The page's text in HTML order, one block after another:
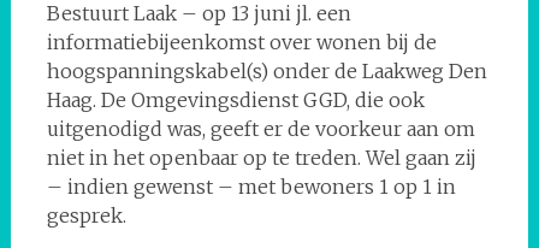
Bestuurt Laak – op 13 juni jl. een
informatiebijeenkomst over wonen bij de
hoogspanningskabel(s) onder de Laakweg Den
Haag. De Omgevingsdienst GGD, die ook
uitgenodigd was, geeft er de voorkeur aan om
niet in het openbaar op te treden. Wel gaan zij
– indien gewenst – met bewoners 1 op 1 in
gesprek.